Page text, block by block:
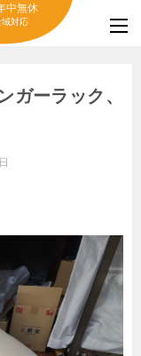
中無休
域対応
ガーラック、